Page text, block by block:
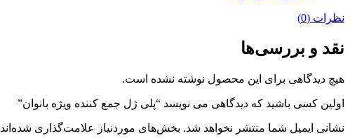
نظرات (0)
نقد و بررسی‌ها
هیچ دیدگاهی برای این محصول نوشته نشده است.
اولین کسی باشید که دیدگاهی می نویسد “پلی ژل جمع کننده ویژه بانوان”
نشانی ایمیل شما منتشر نخواهد شد. بخش‌های موردنیاز علامت‌گذاری شده‌اند